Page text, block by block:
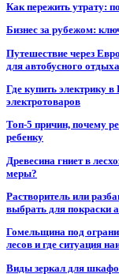
Как пережить утрату:
Бизнес за рубежом:
Путешествие через
для автобусного отдыха
Где купить электрику
электротоваров
Топ-5 причин, почему
ребенку
Древесина гниет в
меры?
Растворитель или
выбрать для покраски
Гомельщина под
лесов и где ситуация
Виды зеркал для